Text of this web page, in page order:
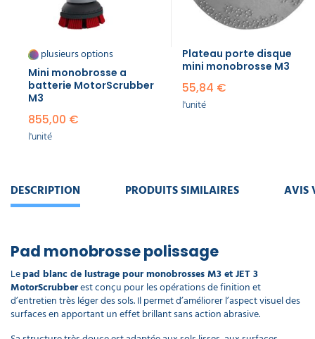
- lot de 2
32,10 €
Mini
monobrosse
portative
Harnais
complet
JET3
l'unité
Lance de
plusieurs options
Mini monobrosse a
batterie MotorScrubber
M3
855,00 €
l'unité
Plateau porte disque
mini monobrosse M3
55,84 €
l'unité
DESCRIPTION PRODUITS SIMILAIRES AVIS
Pad monobrosse polissage
Lepad blanc de lustrage pour monobrosses M3 et JET 3
MotorScrubberest conçu pour les opérations de finition et
d’entretien très léger des sols. Il permet d’améliorer l’aspect visuel des
surfaces en apportant un effet brillant sans action abrasive.